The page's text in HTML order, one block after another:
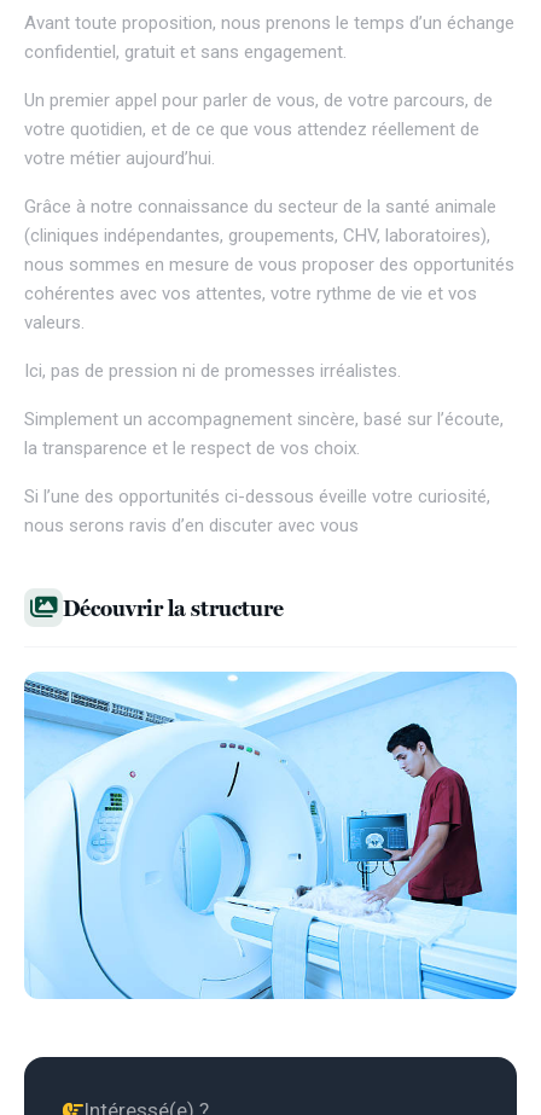
Avant toute proposition, nous prenons le temps d’un échange
confidentiel, gratuit et sans engagement.
Un premier appel pour parler de vous, de votre parcours, de
votre quotidien, et de ce que vous attendez réellement de
votre métier aujourd’hui.
Grâce à notre connaissance du secteur de la santé animale
(cliniques indépendantes, groupements, CHV, laboratoires),
nous sommes en mesure de vous proposer des opportunités
cohérentes avec vos attentes, votre rythme de vie et vos
valeurs.
Ici, pas de pression ni de promesses irréalistes.
Simplement un accompagnement sincère, basé sur l’écoute,
la transparence et le respect de vos choix.
Si l’une des opportunités ci-dessous éveille votre curiosité,
nous serons ravis d’en discuter avec vous
Découvrir la structure